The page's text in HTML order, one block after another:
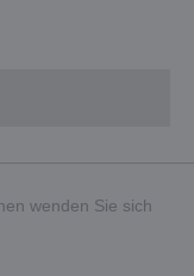
wenden Sie sich